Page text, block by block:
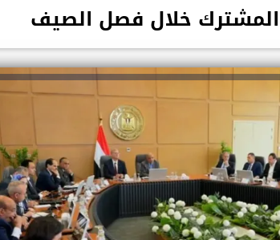
خلال فصل الصيف